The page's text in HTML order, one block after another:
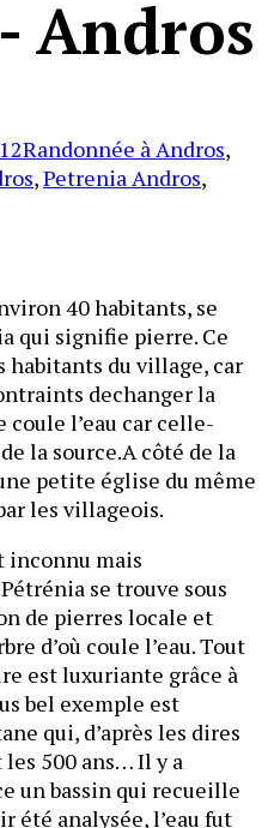
Andros
Categories:
Randonnée à Andros,
,Petrenia Andros,
40 habitants, se
qui signifie pierre. Ce
habitants du village, car
dechanger la
l’eau car celle-
la source.A côté de la
petite église du même
les villageois.
inconnu mais
se trouve sous
de pierres locale et
d’où coule l’eau. Tout
est luxuriante grâce à
bel exemple est
qui, d’après les dires
500 ans… Il y a
un bassin qui recueille
été analysée, l’eau fut